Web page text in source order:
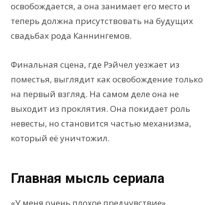
освобождается, а она занимает его место и
теперь должна присутствовать на будущих
свадьбах рода Каннингемов.
Финальная сцена, где Рэйчел уезжает из
поместья, выглядит как освобождение только
на первый взгляд. На самом деле она не
выходит из проклятия. Она покидает роль
невесты, но становится частью механизма,
который её уничтожил.
Главная мысль сериала